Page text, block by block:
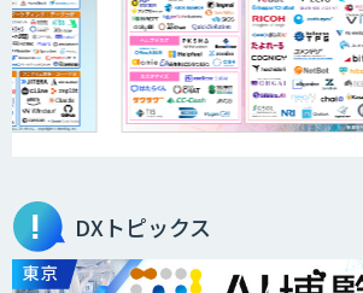
DXトピックス